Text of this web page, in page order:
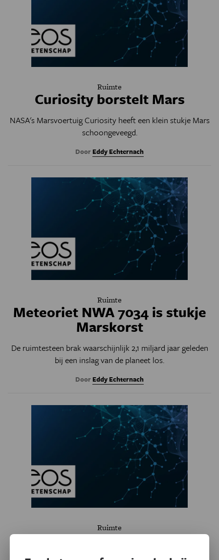
Ruimte
Curiosity borstelt Mars
NASA's Marsvoertuig Curiosity heeft een klein stukje Mars
schoongeveegd.
Door Eddy Echternach
Ruimte
Meteoriet NWA 7034 is stukje
Marskorst
De ruimtesteen brak waarschijnlijk 2,1 miljard jaar geleden
bij een inslag van de planeet los.
Door Eddy Echternach
Ruimte
NASA overweegt om
planetoïde te 'vangen'